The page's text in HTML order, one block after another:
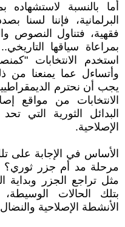
أما بالنسبة لاستشهاده
البرلمانية، فإننا لسنا
فقهية، فتناول النصوص
بمراعاة سياقها
استخدم الانتخابات
وأتساءل عما يمنعنا
يجب أن نحترم
الانتخابات من مواقع
البدائل الثورية التي
الإصلاحية.
الأساس في الإجابة على
مرحلة مد أم جزر ثوري؟
مثل تراجع الجزر وبداية
بتلك الحالات
الأنشطة الإصلاحية